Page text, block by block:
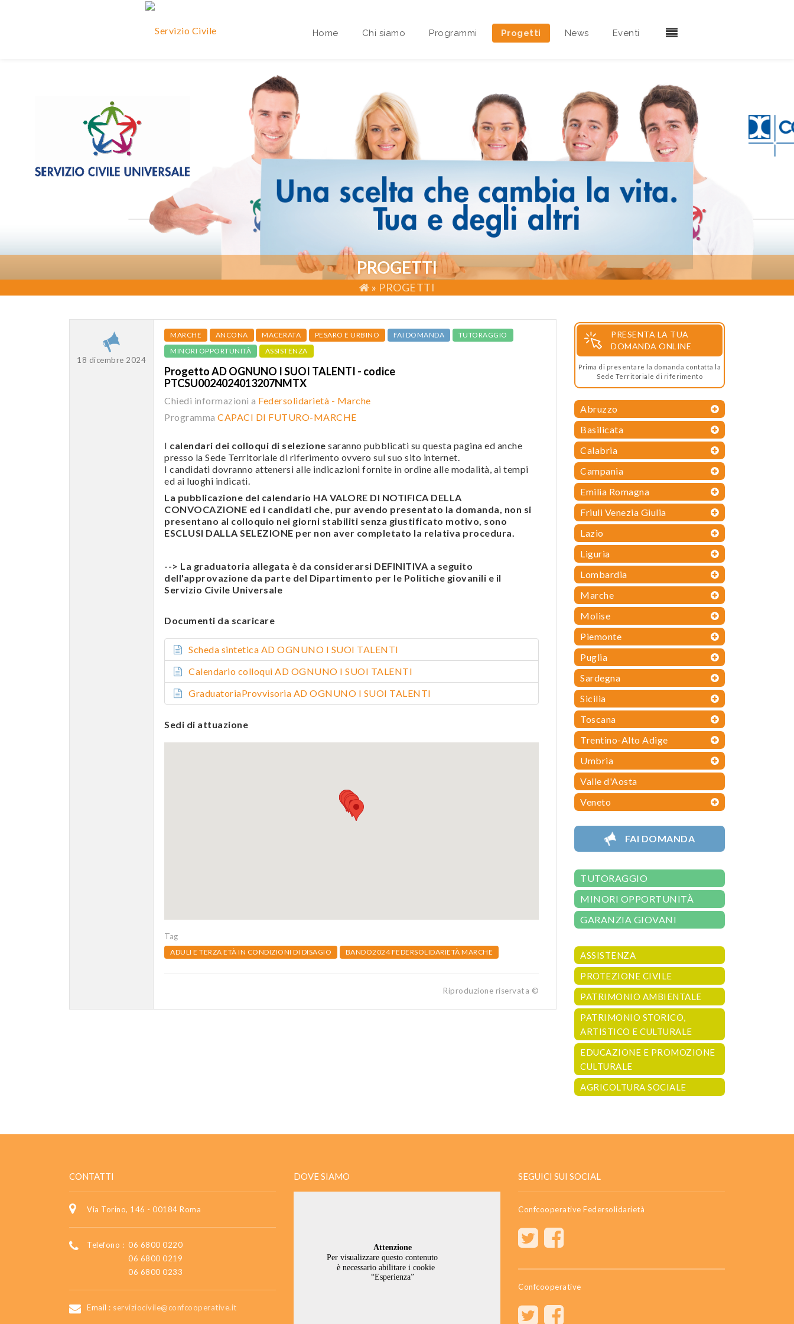
Home Chi siamo
Area riservata Sedi Territoriali
Programmi Progetti News Eventi
PROGETTI
» PROGETTI
18 dicembre 2024
MARCHE ANCONA MACERATA PESARO E URBINO FAI DOMANDA
TUTORAGGIO
MINORI OPPORTUNITÀ
ASSISTENZA
Progetto AD OGNUNO I SUOI TALENTI - codice
PTCSU0024024013207NMTX
Chiedi informazioni a Federsolidarietà - Marche
Programma CAPACI DI FUTURO-MARCHE
I calendari dei colloqui di selezione saranno pubblicati su questa pagina ed anche
presso la Sede Territoriale di riferimento ovvero sul suo sito internet.
I candidati dovranno attenersi alle indicazioni fornite in ordine alle modalità, ai tempi
ed ai luoghi indicati.
La pubblicazione del calendario HA VALORE DI NOTIFICA DELLA
CONVOCAZIONE ed i candidati che, pur avendo presentato la domanda, non si
presentano al colloquio nei giorni stabiliti senza giustificato motivo, sono
ESCLUSI DALLA SELEZIONE per non aver completato la relativa procedura.
--> La graduatoria allegata è da considerarsi DEFINITIVA a seguito
dell'approvazione da parte del Dipartimento per le Politiche giovanili e il
Servizio Civile Universale
Documenti da scaricare
Scheda sintetica AD OGNUNO I SUOI TALENTI
Calendario colloqui AD OGNUNO I SUOI TALENTI
GraduatoriaProvvisoria AD OGNUNO I SUOI TALENTI
Sedi di attuazione
Tag
ADULI E TERZA ETÀ IN CONDIZIONI DI DISAGIO BANDO2024 FEDERSOLIDARIETÀ MARCHE
Riproduzione riservata ©
PRESENTA LA TUA
DOMANDA ONLINE
Prima di presentare la domanda contatta la
Sede Territoriale di riferimento
Abruzzo
Basilicata
Calabria
Campania
Emilia Romagna
Friuli Venezia Giulia
Lazio
Liguria
Lombardia
Marche
Molise
Piemonte
Puglia
Sardegna
Sicilia
Toscana
Trentino-Alto Adige
Umbria
Valle d'Aosta
Veneto
FAI DOMANDA
TUTORAGGIO
MINORI OPPORTUNITÀ
GARANZIA GIOVANI
ASSISTENZA
PROTEZIONE CIVILE
PATRIMONIO AMBIENTALE
PATRIMONIO STORICO,
ARTISTICO E CULTURALE
EDUCAZIONE E PROMOZIONE
CULTURALE
AGRICOLTURA SOCIALE
CONTATTI
Via Torino, 146 - 00184 Roma
Telefono : 06 6800 0220
06 6800 0219
06 6800 0233
Email : serviziocivile@confcooperative.it
DOVE SIAMO SEGUICI SUI SOCIAL
Confcooperative Federsolidarietà
Confcooperative